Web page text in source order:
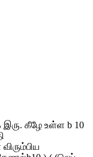
இரு. கீழே உள்ள b 10